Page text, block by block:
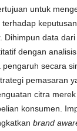
untuk
terhadap
Dihimpun data
dengan
secara
pemasaran
citra
konsumen.
brand